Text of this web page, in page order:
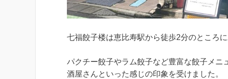
七福餃子楼は恵比寿駅から徒歩2分のところに
パクチー餃子やラム餃子など豊富な餃子メ
酒屋さんといった感じの印象を受けました。